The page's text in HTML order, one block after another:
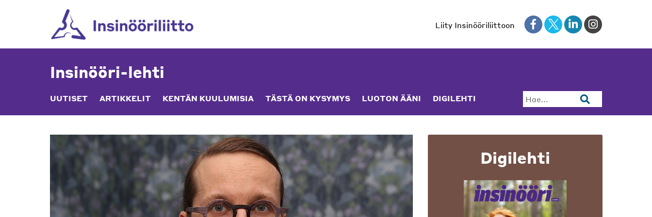
Liity Insinööriliittoon
Insinööri-lehti
UUTISET ARTIKKELIT KENTÄN KUULUMISIA TÄSTÄ ON KYSYMYS LUOTON ÄÄNI DIGILEHTI Hae...
Digilehti